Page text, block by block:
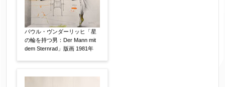
パウル・ヴンダーリッヒ「星
の輪を持つ男：Der Mann mit
dem Sternrad」版画 1981年